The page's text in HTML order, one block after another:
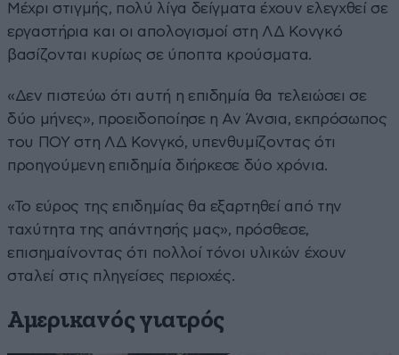
Μέχρι στιγμής, πολύ λίγα δείγματα έχουν ελεγχθεί σε
εργαστήρια και οι απολογισμοί στη ΛΔ Κονγκό
βασίζονται κυρίως σε ύποπτα κρούσματα.
«Δεν πιστεύω ότι αυτή η επιδημία θα τελειώσει σε
δύο μήνες», προειδοποίησε η Αν Άνσια, εκπρόσωπος
του ΠΟΥ στη ΛΔ Κονγκό, υπενθυμίζοντας ότι
προηγούμενη επιδημία διήρκεσε δύο χρόνια.
«Το εύρος της επιδημίας θα εξαρτηθεί από την
ταχύτητα της απάντησής μας», πρόσθεσε,
επισημαίνοντας ότι πολλοί τόνοι υλικών έχουν
σταλεί στις πληγείσες περιοχές.
Αμερικανός γιατρός